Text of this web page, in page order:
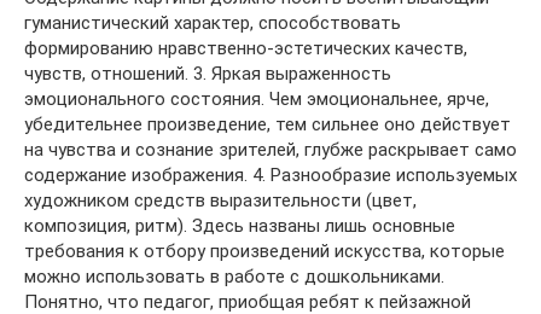
гуманистический характер, способствовать
формированию нравственно-эстетических качеств,
чувств, отношений. 3. Яркая выраженность
эмоционального состояния. Чем эмоциональнее, ярче,
убедительнее произведение, тем сильнее оно действует
на чувства и сознание зрителей, глубже раскрывает само
содержание изображения. 4. Разнообразие используемых
художником средств выразительности (цвет,
композиция, ритм). Здесь названы лишь основные
требования к отбору произведений искусства, которые
можно использовать в работе с дошкольниками.
Понятно, что педагог, приобщая ребят к пейзажной